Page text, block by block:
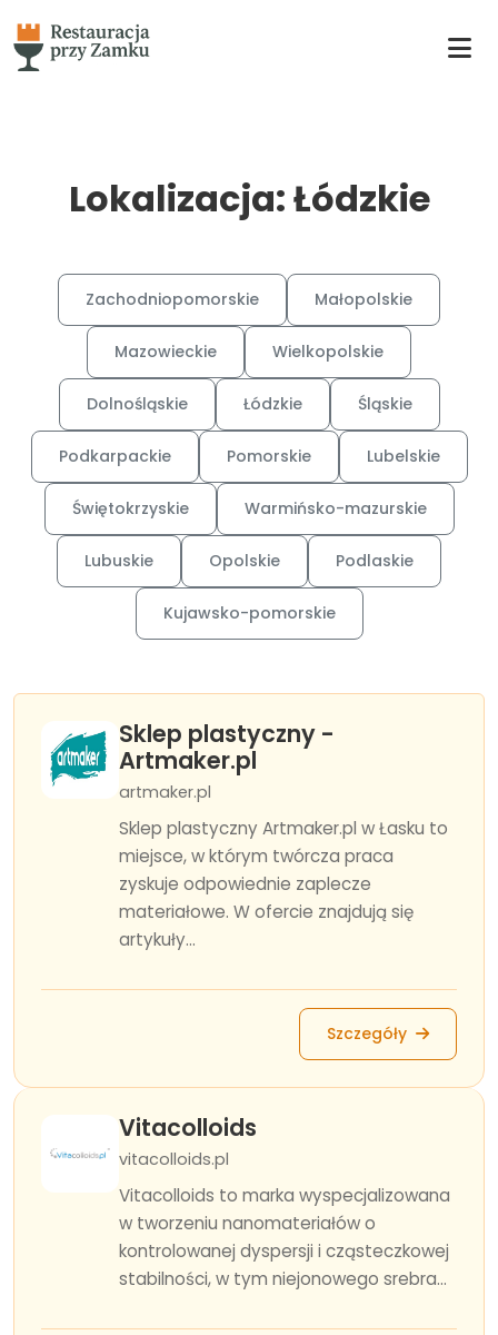
Lokalizacja: Łódzkie
Zachodniopomorskie Małopolskie
Mazowieckie Wielkopolskie
Dolnośląskie Łódzkie Śląskie
Podkarpackie Pomorskie Lubelskie
Świętokrzyskie Warmińsko-mazurskie
Lubuskie Opolskie Podlaskie
Kujawsko-pomorskie
Sklep plastyczny -
Artmaker.pl
artmaker.pl
Sklep plastyczny Artmaker.pl w Łasku to
miejsce, w którym twórcza praca
zyskuje odpowiednie zaplecze
materiałowe. W ofercie znajdują się
artykuły...
Szczegóły
Vitacolloids
vitacolloids.pl
Vitacolloids to marka wyspecjalizowana
w tworzeniu nanomateriałów o
kontrolowanej dyspersji i cząsteczkowej
stabilności, w tym niejonowego srebra...